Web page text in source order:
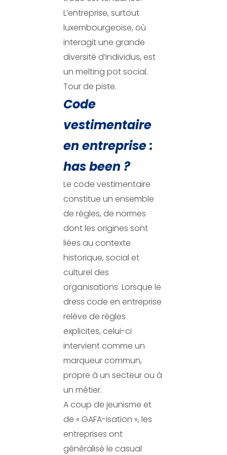
L’entreprise, surtout
luxembourgeoise, où
interagit une grande
diversité d’individus, est
un melting pot social.
Tour de piste.
Code
vestimentaire
en entreprise :
has been ?
Le code vestimentaire
constitue un ensemble
de règles, de normes
dont les origines sont
liées au contexte
historique, social et
culturel des
organisations. Lorsque le
dress code en entreprise
relève de règles
explicites, celui-ci
intervient comme un
marqueur commun,
propre à un secteur ou à
un métier.
A coup de jeunisme et
de « GAFA-isation », les
entreprises ont
généralisé le casual